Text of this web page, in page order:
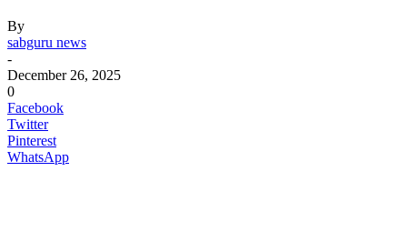
By
sabguru news
-
December 26, 2025
0
Facebook
Twitter
Pinterest
WhatsApp